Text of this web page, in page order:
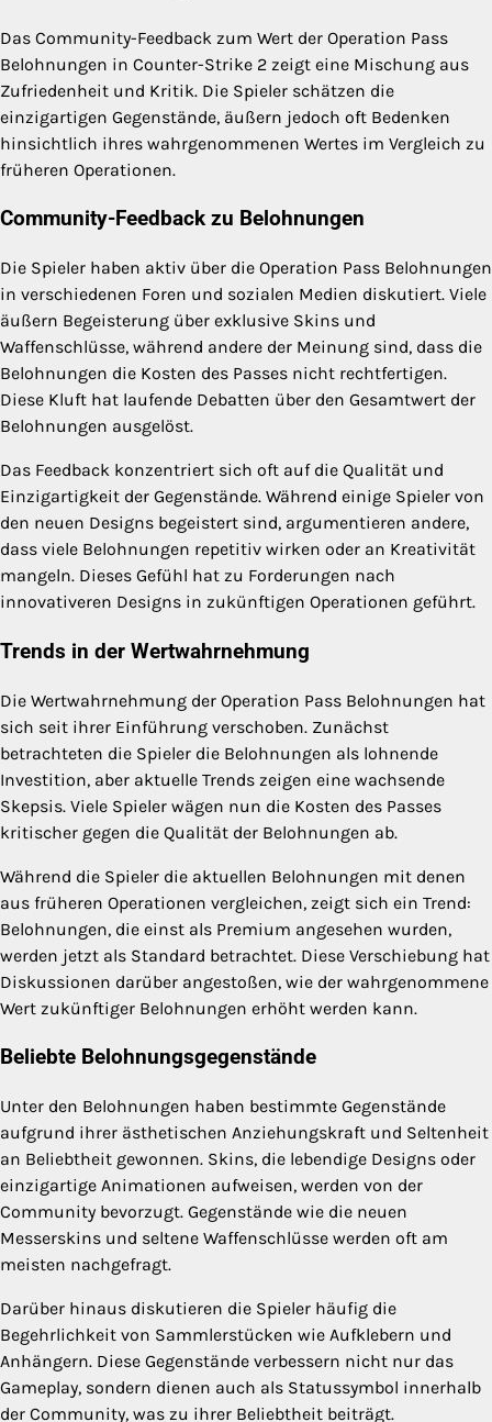
Das Community-Feedback zum Wert der Operation Pass
Belohnungen in Counter-Strike 2 zeigt eine Mischung aus
Zufriedenheit und Kritik. Die Spieler schätzen die
einzigartigen Gegenstände, äußern jedoch oft Bedenken
hinsichtlich ihres wahrgenommenen Wertes im Vergleich zu
früheren Operationen.
Community-Feedback zu Belohnungen
Die Spieler haben aktiv über die Operation Pass Belohnungen
in verschiedenen Foren und sozialen Medien diskutiert. Viele
äußern Begeisterung über exklusive Skins und
Waffenschlüsse, während andere der Meinung sind, dass die
Belohnungen die Kosten des Passes nicht rechtfertigen.
Diese Kluft hat laufende Debatten über den Gesamtwert der
Belohnungen ausgelöst.
Das Feedback konzentriert sich oft auf die Qualität und
Einzigartigkeit der Gegenstände. Während einige Spieler von
den neuen Designs begeistert sind, argumentieren andere,
dass viele Belohnungen repetitiv wirken oder an Kreativität
mangeln. Dieses Gefühl hat zu Forderungen nach
innovativeren Designs in zukünftigen Operationen geführt.
Trends in der Wertwahrnehmung
Die Wertwahrnehmung der Operation Pass Belohnungen hat
sich seit ihrer Einführung verschoben. Zunächst
betrachteten die Spieler die Belohnungen als lohnende
Investition, aber aktuelle Trends zeigen eine wachsende
Skepsis. Viele Spieler wägen nun die Kosten des Passes
kritischer gegen die Qualität der Belohnungen ab.
Während die Spieler die aktuellen Belohnungen mit denen
aus früheren Operationen vergleichen, zeigt sich ein Trend:
Belohnungen, die einst als Premium angesehen wurden,
werden jetzt als Standard betrachtet. Diese Verschiebung hat
Diskussionen darüber angestoßen, wie der wahrgenommene
Wert zukünftiger Belohnungen erhöht werden kann.
Beliebte Belohnungsgegenstände
Unter den Belohnungen haben bestimmte Gegenstände
aufgrund ihrer ästhetischen Anziehungskraft und Seltenheit
an Beliebtheit gewonnen. Skins, die lebendige Designs oder
einzigartige Animationen aufweisen, werden von der
Community bevorzugt. Gegenstände wie die neuen
Messerskins und seltene Waffenschlüsse werden oft am
meisten nachgefragt.
Darüber hinaus diskutieren die Spieler häufig die
Begehrlichkeit von Sammlerstücken wie Aufklebern und
Anhängern. Diese Gegenstände verbessern nicht nur das
Gameplay, sondern dienen auch als Statussymbol innerhalb
der Community, was zu ihrer Beliebtheit beiträgt.